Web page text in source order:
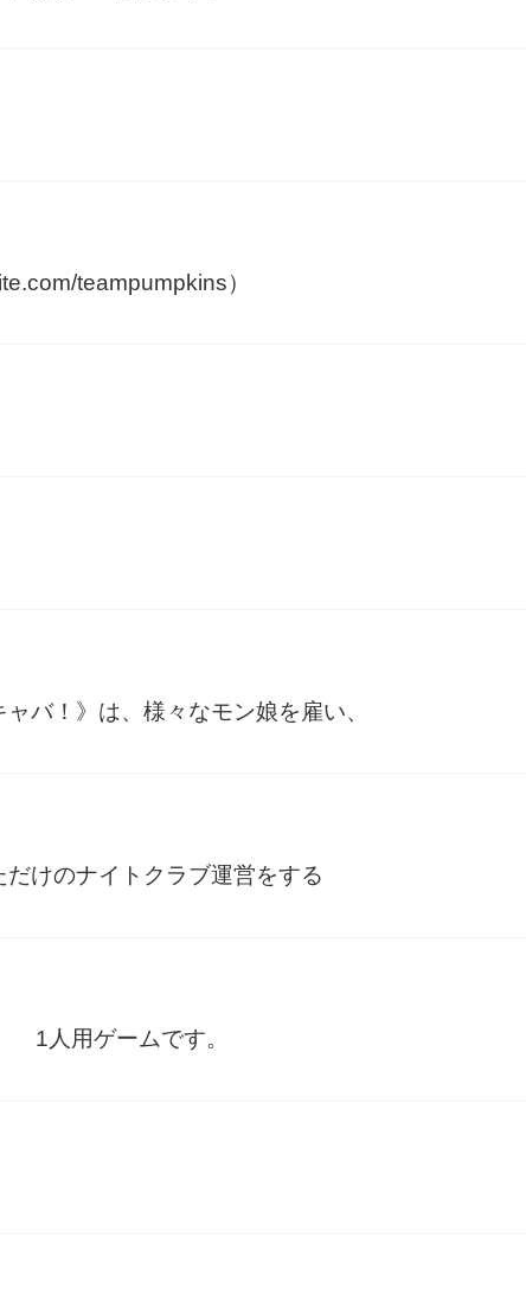
teampumpkins）
ャバ！》は、様々なモン娘を雇い、
だけのナイトクラブ運営をする
1人用ゲームです。